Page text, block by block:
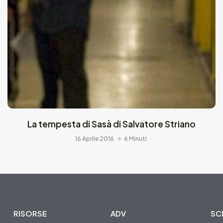
La tempesta di Sasà di Salvatore Striano
16 Aprile 2016 6 Minuti
RISORSE ADV